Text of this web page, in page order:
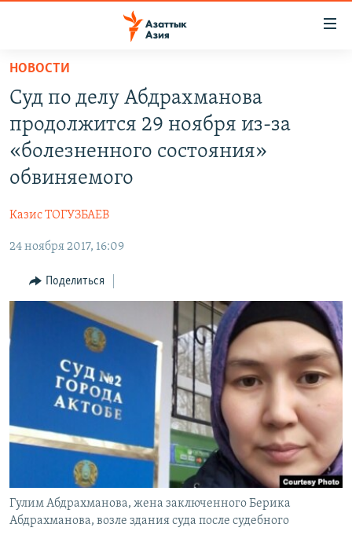
Вернуться
основному
содержанию
Вернутся
главной
Вернутся
КЫРГЫЗСТАН
УЗБЕКИСТАН
НОВОСТИ
ВОЙНА В УКРАИНЕ
НА ДРУГИХ ЯЗЫКАХ
ЎЗБЕКЧА
ТОҶИКӢ
TÜRKMENÇE
ПОДПИШИТЕСЬ НА НАС В СОЦСЕТЯХ
Все сайты РСЕ/РС
НОВОСТИ
Суд по делу Абдрахманова
продолжится 29 ноября из-за
«болезненного состояния»
обвиняемого
Казис ТОГУЗБАЕВ
24 ноября 2017, 16:09
Поделиться
Гулим Абдрахманова, жена заключенного Берика
Абдрахманова, возле здания суда после судебного